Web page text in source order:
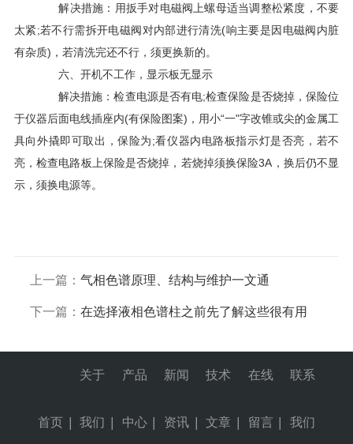
解决措施：用扳手对电磁阀上螺母适当调整松紧度，不要
太紧;若不行需拆开电磁阀对内部进行清洗(响主要是因电磁阀内脏
有杂质)，若清洗完还不行，须更换新的。
六、开机不工作，显示板无显示
解决措施：检查电源是否有电;检查保险是否烧掉，保险位
于仪器后面电线插座内(有保险图案)，用小“一"字改锥或尖的金属工
具向外撬即可取出，保险为;看仪器内电路板指示灯是否亮，若不
亮，检查电路板上保险是否烧掉，若烧掉须换保险3A，换后仍不显
示，须换电源等。
上一篇： 气相色谱原理、结构与维护一文通
下一篇： 在选择液相色谱柱之前先了解这些很有用
首页
关于
我们
产品
中心
新闻
资讯
技术
文章
在线
留言
联系
我们